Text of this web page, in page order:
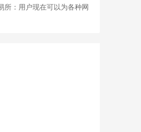
所：用户现在可以为各种网